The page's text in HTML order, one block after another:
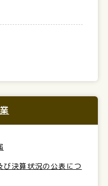
決算状況の公表につ